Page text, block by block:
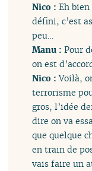
Nico :Eh bien
défini, c’est
peu…
Manu :Pour
on est
Nico :Voilà,
terrorisme
gros, l’idée
dire on va
que quelque
en train de
vais faire un